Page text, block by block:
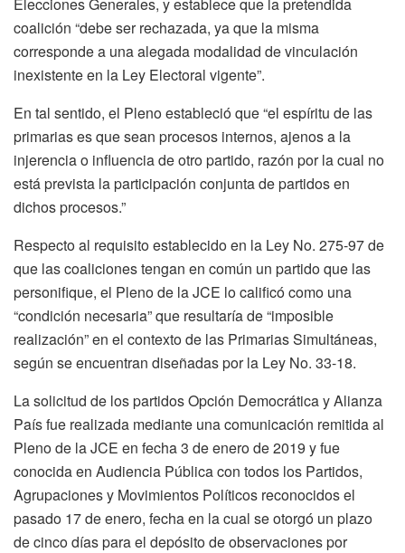
coalición “debe ser rechazada, ya que la misma
corresponde a una alegada modalidad de vinculación
inexistente en la Ley Electoral vigente”.
En tal sentido, el Pleno estableció que “el espíritu de las
primarias es que sean procesos internos, ajenos a la
injerencia o influencia de otro partido, razón por la cual no
está prevista la participación conjunta de partidos en
dichos procesos.”
Respecto al requisito establecido en la Ley No. 275-97 de
que las coaliciones tengan en común un partido que las
personifique, el Pleno de la JCE lo calificó como una
“condición necesaria” que resultaría de “imposible
realización” en el contexto de las Primarias Simultáneas,
según se encuentran diseñadas por la Ley No. 33-18.
La solicitud de los partidos Opción Democrática y Alianza
País fue realizada mediante una comunicación remitida al
Pleno de la JCE en fecha 3 de enero de 2019 y fue
conocida en Audiencia Pública con todos los Partidos,
Agrupaciones y Movimientos Políticos reconocidos el
pasado 17 de enero, fecha en la cual se otorgó un plazo
de cinco días para el depósito de observaciones por